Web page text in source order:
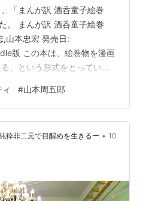
「まんが訳 酒呑童子絵巻
。 まんが訳 酒呑童子絵巻
,山本忠宏 発売日:
版 この本は、絵巻物を漫画
、という形式をとってい
、で一石二鳥の本なので
いたことあるけど、どうい
う方にはお勧めです！ この
「酒天童子」らしい）のほ
蜘蛛草子」という話も収録
#山本周五郎
粋非二元で目醒めを生きるー • 10